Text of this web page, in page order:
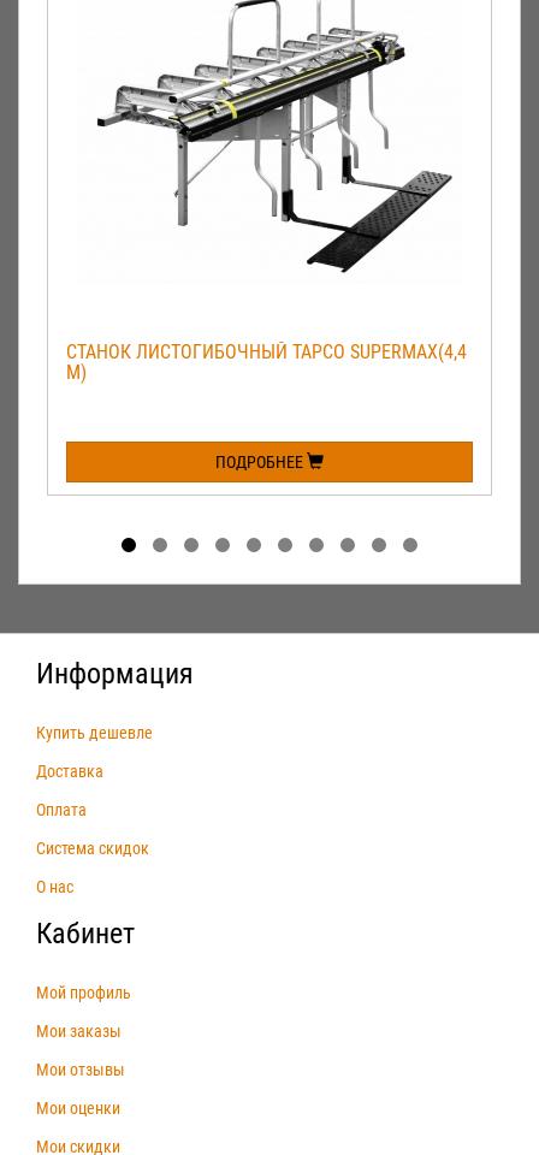
CТАНОК ЛИСТОГИБОЧНЫЙ TAPCO SUPERMAX(4,4
М)
ПОДРОБНЕЕ
Информация
Купить дешевле
Доставка
Оплата
Система скидок
О нас
Кабинет
Мой профиль
Мои заказы
Мои отзывы
Мои оценки
Мои скидки